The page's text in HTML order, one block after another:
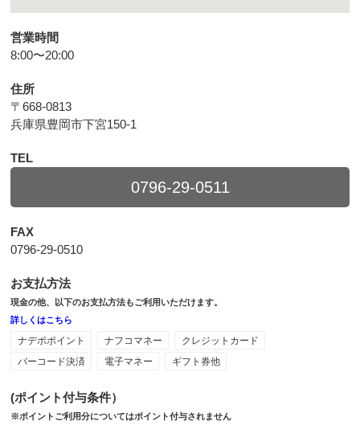
営業時間
8:00〜20:00
住所
〒668-0813
兵庫県豊岡市下宮150-1
TEL
0796-29-0511
FAX
0796-29-0510
お支払方法
現金の他、以下のお支払方法もご利用いただけます。
詳しくはこちら
ナデポポイント ナフコマネー
クレジットカード
バーコード決済
電子マネー ギフト券他
(ポイント付与条件）
※ポイントご利用分についてはポイント付与されません